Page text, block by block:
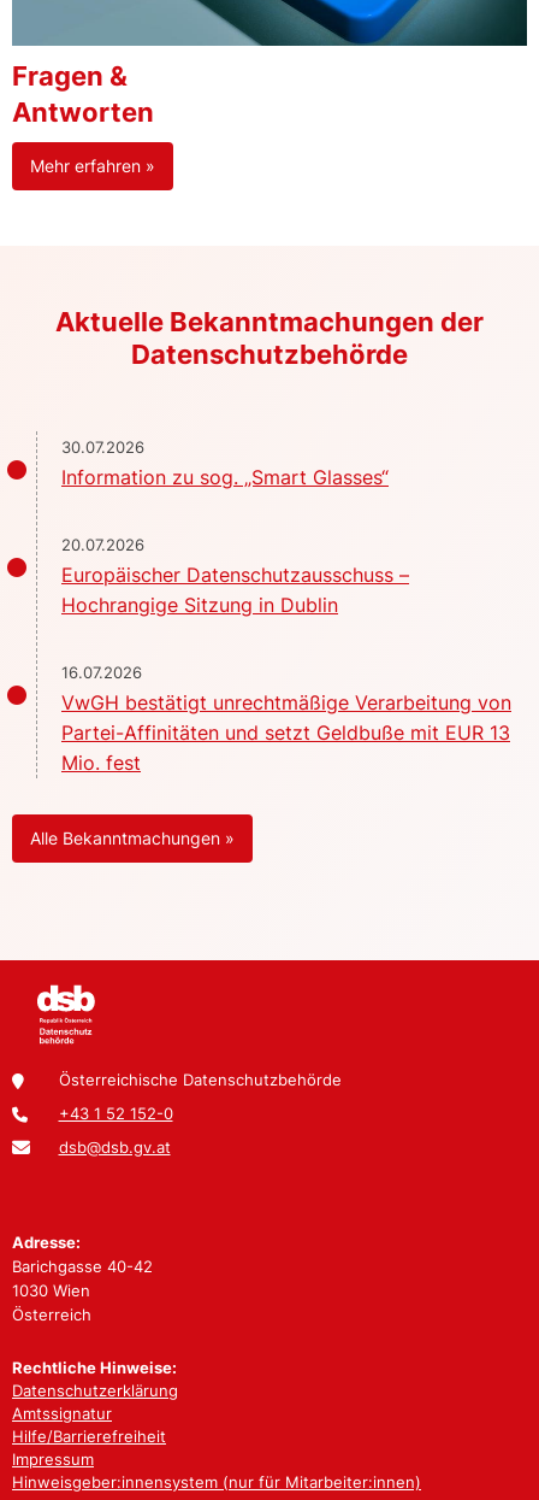
Fragen &
Antworten
Mehr erfahren »
Aktuelle Bekanntmachungen der
Datenschutzbehörde
30.07.2026
Information zu sog. „Smart Glasses“
20.07.2026
Europäischer Datenschutzausschuss –
Hochrangige Sitzung in Dublin
16.07.2026
VwGH bestätigt unrechtmäßige Verarbeitung von
Partei-Affinitäten und setzt Geldbuße mit EUR 13
Mio. fest
Alle Bekanntmachungen »
Österreichische Datenschutzbehörde
+43 1 52 152-0
dsb@dsb.gv.at
Adresse:
Barichgasse 40-42
1030 Wien
Österreich
Rechtliche Hinweise:
Datenschutzerklärung
Amtssignatur
Hilfe/Barrierefreiheit
Impressum
Hinweisgeber:innensystem (nur für Mitarbeiter:innen)